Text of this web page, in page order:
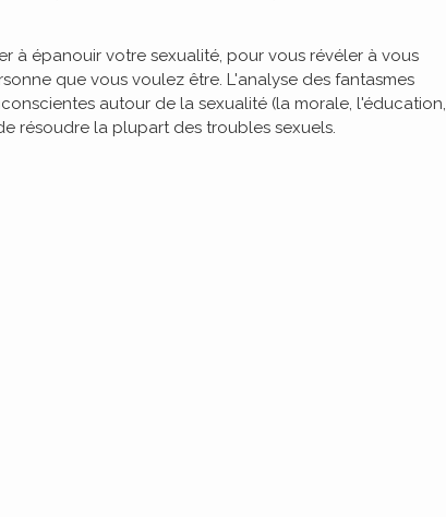
à épanouir votre sexualité, pour vous révéler à vous
que vous voulez être. L'analyse des fantasmes
autour de la sexualité (la morale, l'éducation,
résoudre la plupart des troubles sexuels.